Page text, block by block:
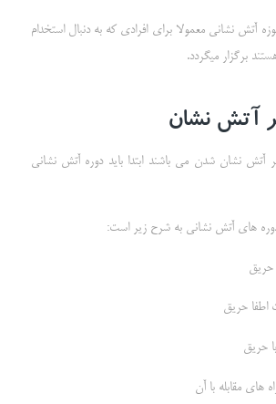
آتش نشانی معمولا برای افرادی که به دنبال استخدام
برگزار میگردد.
آتش نشان
آتش نشان شدن می باشند ابتدا باید دوره آتش نشانی
های آتش نشانی به شرح زیر است:
حریق
اطفا حریق
حریق
های مقابله با آن